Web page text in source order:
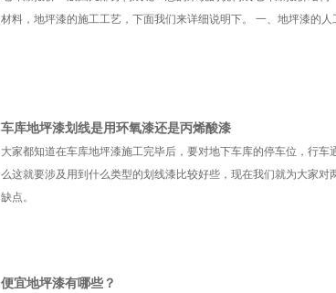
材料，地坪漆的施工工艺，下面我们来详细说明下。 一、地坪漆的人
车库地坪漆划线是用环氧漆还是丙烯酸漆
大家都知道在车库地坪漆施工完毕后，要对地下车库的停车位，行
么这就要涉及用到什么类型的划线漆比较好些，现在我们就为大家对
缺点。
便宜地坪漆有哪些？